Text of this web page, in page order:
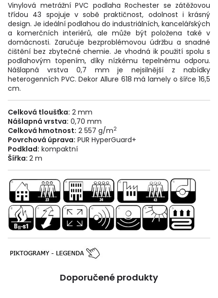
Vinylová metrážní PVC podlaha Rochester se zátěžovou
třídou 43 spojuje v sobě praktičnost, odolnost i krásný
design. Je ideální podlahou do industriálních, kancelářských
a komerčních interiérů, ale může být položena také v
domácnosti. Zaručuje bezproblémovou údržbu a snadné
čištění bez zbytečné chemie. Je vhodná ik použití spolu s
podlahovým topením, díky nízkému tepelnému odporu.
Nášlapná vrstva 0,7 mm je nejsilnější z nabídky
heterogenních PVC. Dekor Allure 618 má lamely o šířce 16,5
cm.
Celková tloušťka: 2 mm
Nášlapná vrstva: 0,70 mm
Celková hmotnost: 2 557 g/m2
Povrchová úprava: PUR HyperGuard+
Podklad: kompaktní
Šířka: 2 m
Doporučené produkty